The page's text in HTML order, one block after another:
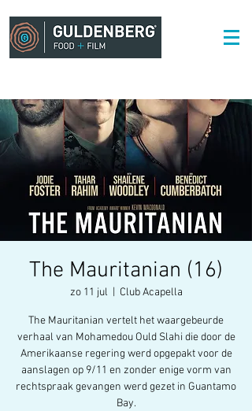
The Mauritanian (16)
zo 11 jul Club Acapella
The Mauritanian vertelt het waargebeurde
verhaal van Mohamedou Ould Slahi die door de
Amerikaanse regering werd opgepakt voor de
aanslagen op 9/11 en zonder enige vorm van
rechtspraak gevangen werd gezet in Guantamo
Bay.